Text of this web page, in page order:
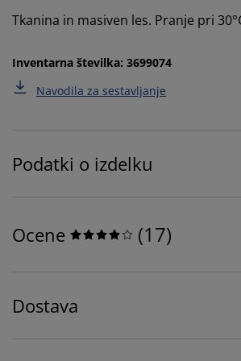
Tkanina in masiven les. Pranje pri
Inventarna številka: 3699074
Navodila za sestavljanje
Podatki o izdelku
Ocene (17)
Dostava